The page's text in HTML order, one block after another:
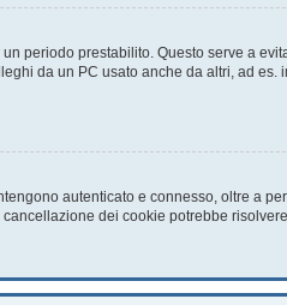
periodo prestabilito. Questo serve a
da un PC usato anche da altri, ad
autenticato e connesso, oltre a
dei cookie potrebbe